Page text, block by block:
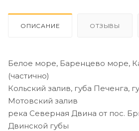
ОПИСАНИЕ ОТЗЫВЫ
Белое море, Баренцево море,
(частично)
Кольский залив, губа Печенга,
Мотовский залив
река Северная Двина от пос.
Двинской губы